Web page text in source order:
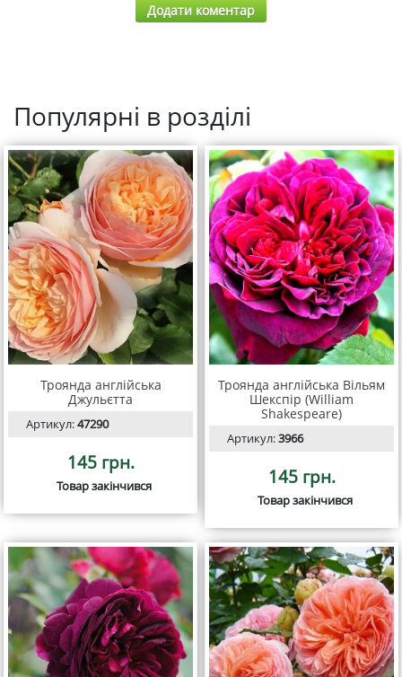
Додати коментар
Популярні в розділі
Троянда англійська
Джульєтта
Артикул:47290
145 грн.
Товар закінчився
Троянда англійська Вільям
Шекспір (William
Shakespeare)
Артикул:3966
145 грн.
Товар закінчився